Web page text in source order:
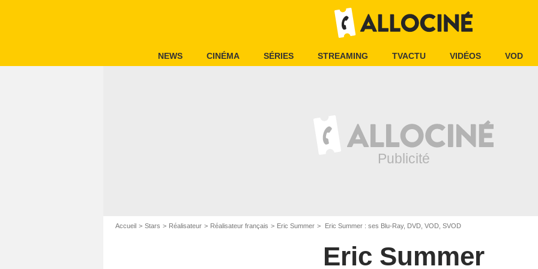
NEWS CINÉMA SÉRIES STREAMING TVACTU VIDÉOS VOD
Accueil Stars Réalisateur Réalisateur français Eric Summer Eric Summer : ses Blu-Ray, DVD, VOD, SVOD
Eric Summer